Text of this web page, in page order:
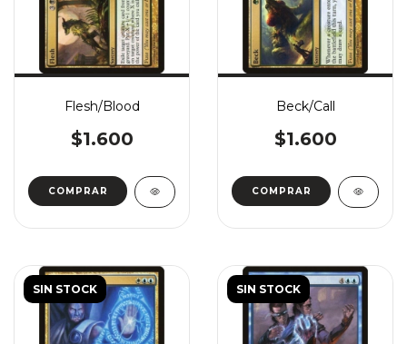
Flesh/Blood
$1.600
COMPRAR
Beck/Call
$1.600
COMPRAR
SIN STOCK SIN STOCK